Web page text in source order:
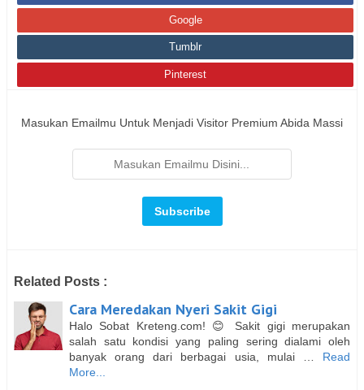
Google
Tumblr
Pinterest
Masukan Emailmu Untuk Menjadi Visitor Premium Abida Massi
Related Posts :
Cara Meredakan Nyeri Sakit Gigi
Halo Sobat Kreteng.com! 😊 Sakit gigi merupakan
salah satu kondisi yang paling sering dialami oleh
banyak orang dari berbagai usia, mulai …
Read
More...